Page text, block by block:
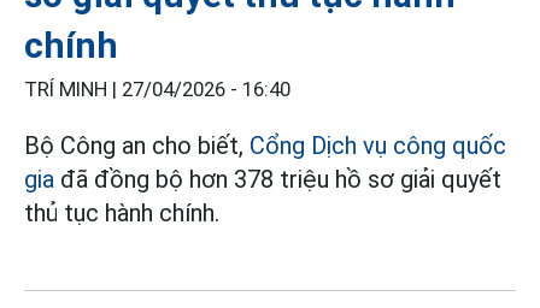
chính
TRÍ MINH | 27/04/2026 - 16:40
Bộ Công an cho biết, Cổng Dịch vụ công quốc
gia đã đồng bộ hơn 378 triệu hồ sơ giải quyết
thủ tục hành chính.